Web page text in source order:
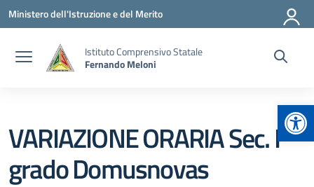
Vai ai contenuti
Vai al menu di navigazione
Vai al footer
Ministero dell'Istruzione e del Merito
Istituto Comprensivo Statale
Fernando Meloni
VARIAZIONE ORARIA Sec. I
grado Domusnovas